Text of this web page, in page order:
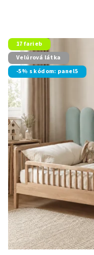
17 farieb
Velúrová látka
-5% s kódom: panel5